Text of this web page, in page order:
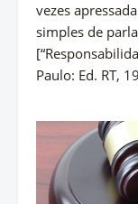
vezes
simples de
Paulo: Ed. RT,